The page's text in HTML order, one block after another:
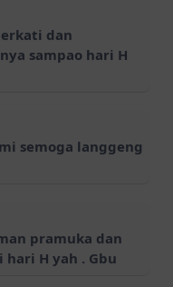
dan
sampao hari H
semoga langgeng
pramuka dan
hari H yah . Gbu